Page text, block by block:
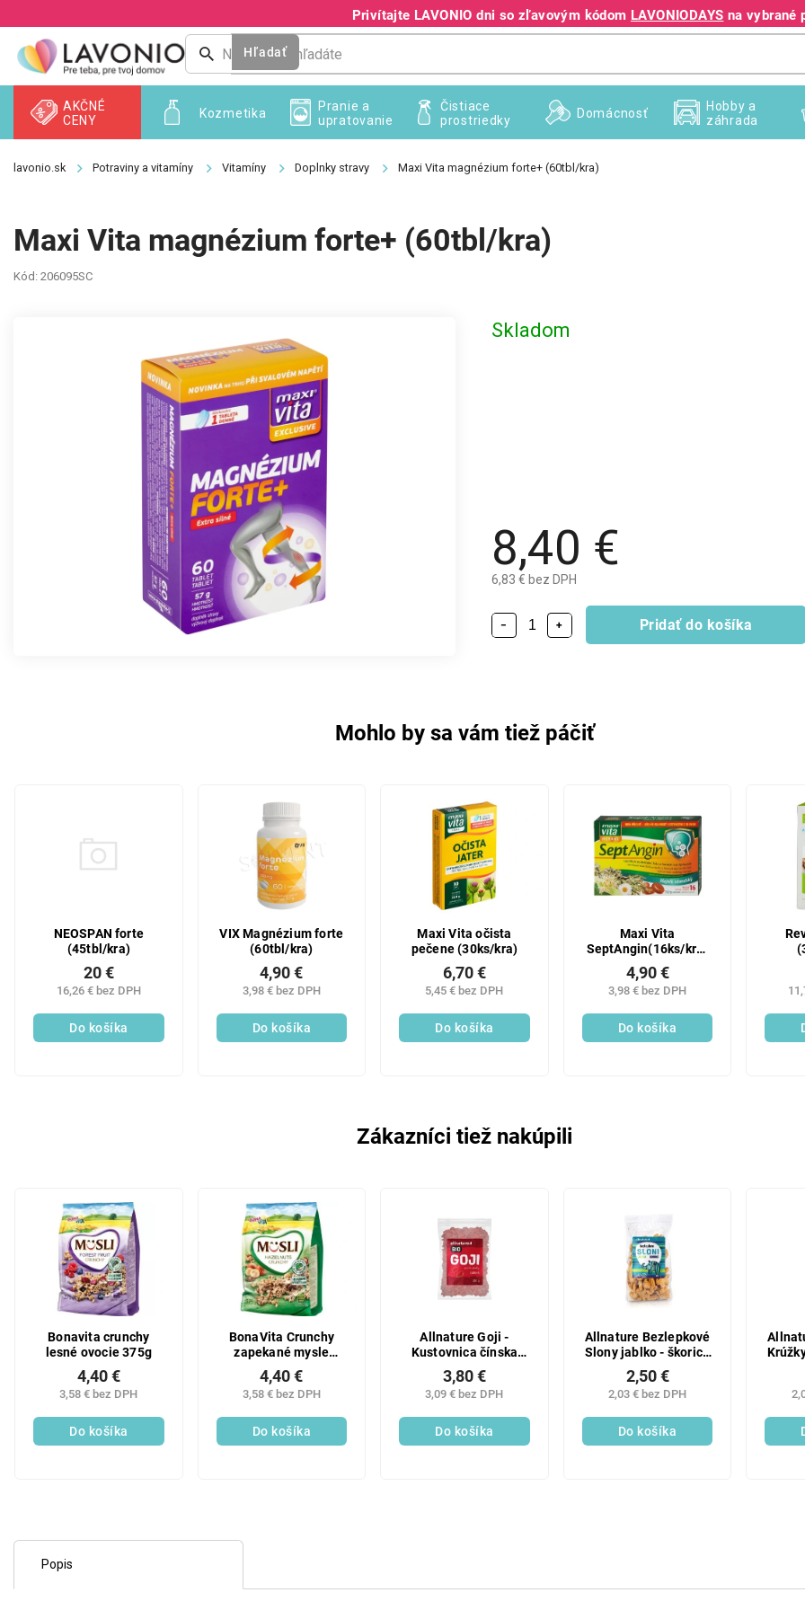
na
obsah
Privítajte LAVONIO dni so zľavovým kódom LAVONIODAYS na vybrané
+421 940 995 209
Hľadať
Kozmetika
AKČNÉ
CENY
Pranie a
upratovanie
Čistiace
prostriedky
Domácnosť
Hobby a
záhrada
Potraviny a vitamíny Vitamíny Doplnky stravy Maxi Vita magnézium forte+ (60tbl/kra)
Maxi Vita magnézium forte+ (60tbl/kra)
Kód: 206095SC
8,40 €
6,83 € bez DPH
Skladom
+
− Pridať do košíka
Mohlo by sa vám tiež páčiť
NEOSPAN forte
(45tbl/kra)
16,26 € bez DPH
20 €
Do košíka
VIX Magnézium forte
(60tbl/kra)
3,98 € bez DPH
4,90 €
Do košíka
Maxi Vita očista
pečene (30ks/kra)
5,45 € bez DPH
6,70 €
Do košíka
Maxi Vita
SeptAngin(16ks/kra)
Isl líšaj
3,98 € bez DPH
4,90 €
Do košíka
Zákazníci tiež nakúpili
Bonavita crunchy
lesné ovocie 375g
3,58 € bez DPH
4,40 €
Do košíka
BonaVita Crunchy
zapekané mysle
lieskový oriešok 375g
3,58 € bez DPH
4,40 €
Do košíka
Allnature Goji -
Kustovnica čínska
sušená BIO 100 g
3,09 € bez DPH
3,80 €
Do košíka
Allnature Bezlepkové
Slony jablko - škorica
80 g
2,03 € bez DPH
2,50 €
Do košíka
Popis